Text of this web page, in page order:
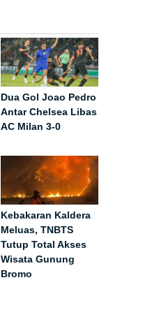
Dua Gol Joao Pedro
Antar Chelsea Libas
AC Milan 3-0
Kebakaran Kaldera
Meluas, TNBTS
Tutup Total Akses
Wisata Gunung
Bromo